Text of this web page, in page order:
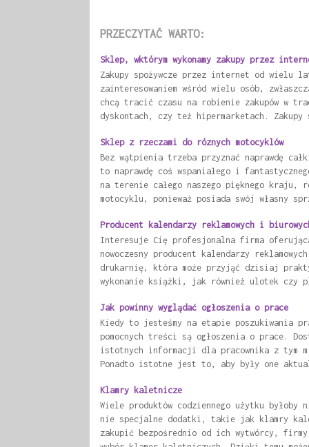
PRZECZYTAĆ WARTO:
Sklep, wktórym wykonamy zakupy przez
Zakupy spożywcze przez internet od wielu
zainteresowaniem wśród wielu osób,
chcą tracić czasu na robienie zakupów w
dyskontach, czy też hipermarketach.
Sklep z rzeczami do róznych motocyklów
Bez wątpienia trzeba przyznać naprawdę
to naprawdę coś wspaniałego i
na terenie całego naszego pięknego kraju,
motocyklu, ponieważ posiada swój własny
Producent kalendarzy reklamowych i
Interesuje Cię profesjonalna firma
nowoczesny producent kalendarzy
drukarnię, która może przyjąć dzisiaj
wykonanie książki, jak również ulotek czy
Jak powinny wyglądać ogłoszenia o prace
Kiedy to jesteśmy na etapie poszukiwania
pomocnych treści są ogłoszenia o prace.
istotnych informacji dla pracownika z tym
Ponadto istotne jest to, aby były one
Klamry kaletnicze
Wiele produktów codziennego użytku
nie specjalne dodatki, takie jak klamry
zakupić bezpośrednio od ich wytwórcy,